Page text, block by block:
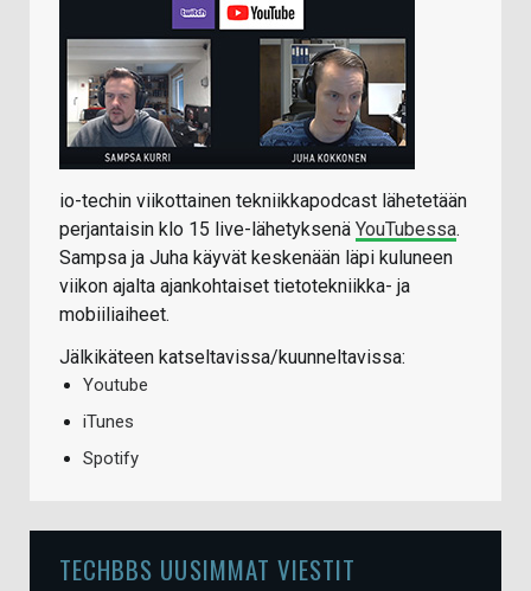
io-techin viikottainen tekniikkapodcast lähetetään
perjantaisin klo 15 live-lähetyksenä YouTubessa.
Sampsa ja Juha käyvät keskenään läpi kuluneen
viikon ajalta ajankohtaiset tietotekniikka- ja
mobiiliaiheet.
Jälkikäteen katseltavissa/kuunneltavissa:
Youtube
iTunes
Spotify
TECHBBS UUSIMMAT VIESTIT